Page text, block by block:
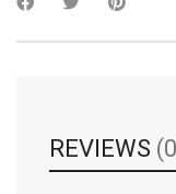
REVIEWS